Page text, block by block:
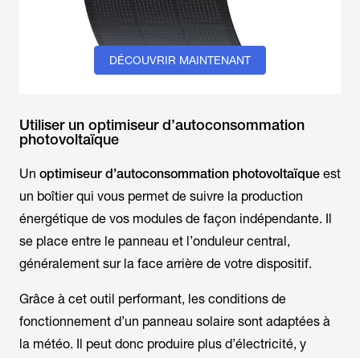
DÉCOUVRIR MAINTENANT
Utiliser un optimiseur d’autoconsommation
photovoltaïque
Un optimiseur d’autoconsommation photovoltaïque est
un boîtier qui vous permet de suivre la production
énergétique de vos modules de façon indépendante. Il
se place entre le panneau et l’onduleur central,
généralement sur la face arrière de votre dispositif.
Grâce à cet outil performant, les conditions de
fonctionnement d’un panneau solaire sont adaptées à
la météo. Il peut donc produire plus d’électricité, y